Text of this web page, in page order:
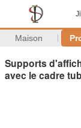
Maison
Supports
avec le cadre